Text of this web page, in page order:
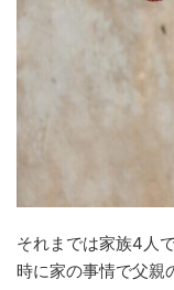
それまでは家族4人
時に家の事情で父親